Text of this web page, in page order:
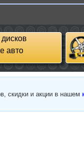
авто
скидки и акции в нашем